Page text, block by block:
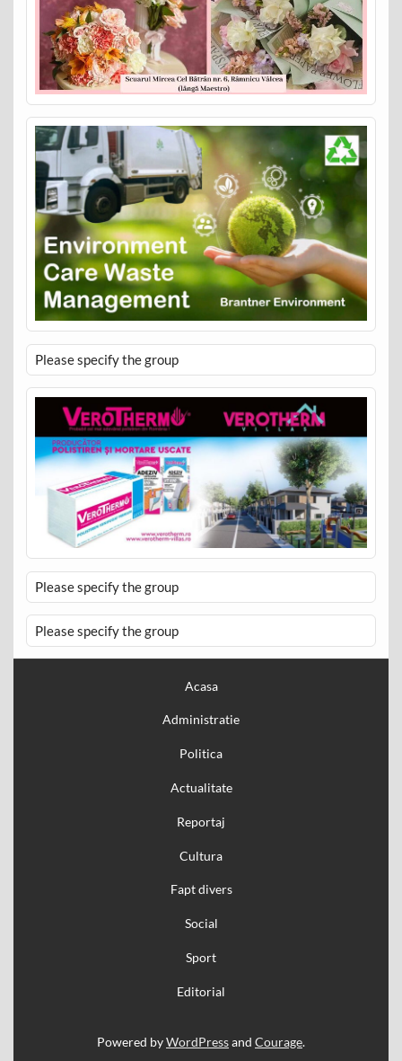
Please specify the group
Please specify the group
Please specify the group
Acasa
Administratie
Politica
Actualitate
Reportaj
Cultura
Fapt divers
Social
Sport
Editorial
Powered byWordPressand Courage.